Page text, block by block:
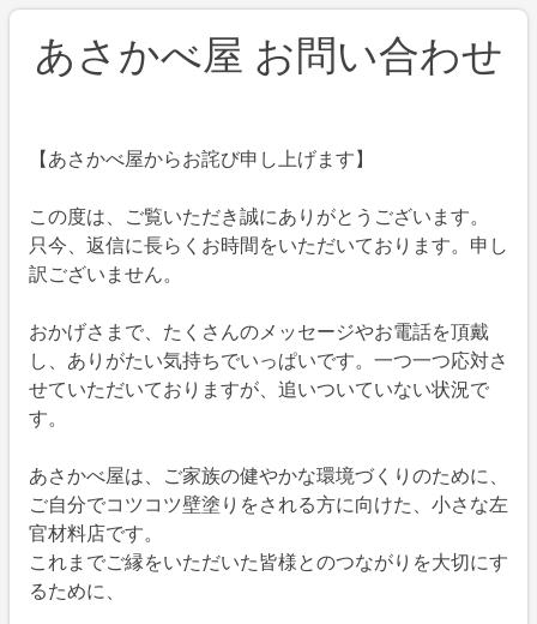
あさかべ屋 お問い合わせ
【あさかべ屋からお詫び申し上げます】
この度は、ご覧いただき誠にありがとうございます。
只今、返信に長らくお時間をいただいております。申し
訳ございません。
おかげさまで、たくさんのメッセージやお電話を頂戴
し、ありがたい気持ちでいっぱいです。一つ一つ応対さ
せていただいておりますが、追いついていない状況で
す。
あさかべ屋は、ご家族の健やかな環境づくりのために、
ご自分でコツコツ壁塗りをされる方に向けた、小さな左
官材料店です。
これまでご縁をいただいた皆様とのつながりを大切にす
るために、